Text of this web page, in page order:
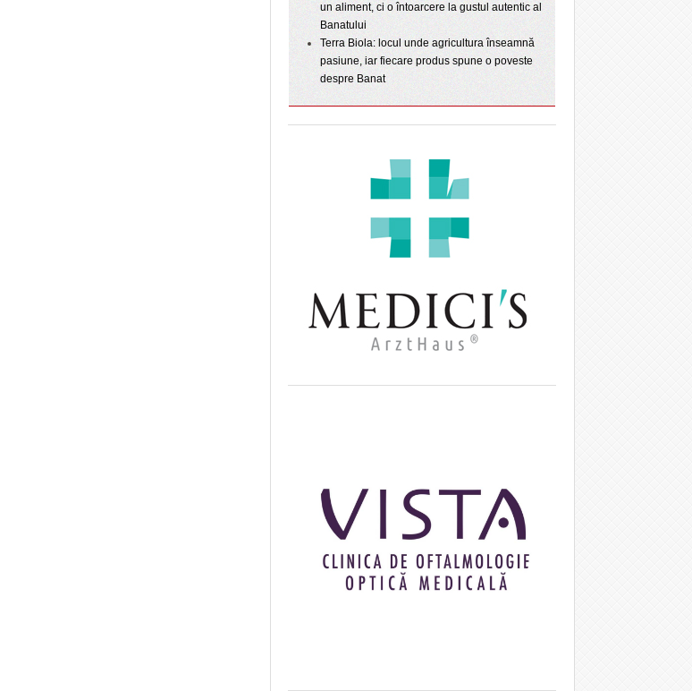
un aliment, ci o întoarcere la gustul autentic al
Banatului
Terra Biola: locul unde agricultura înseamnă
pasiune, iar fiecare produs spune o poveste
despre Banat